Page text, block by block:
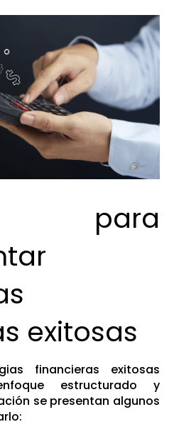
para
exitosas
financieras exitosas
estructurado y
se presentan algunos